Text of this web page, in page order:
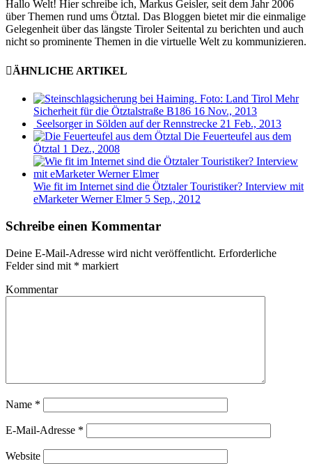
Hallo Welt! Hier schreibe ich, Markus Geisler, seit dem Jahr 2006
über Themen rund ums Ötztal. Das Bloggen bietet mir die einmalige
Gelegenheit über das längste Tiroler Seitental zu berichten und auch
nicht so prominente Themen in die virtuelle Welt zu kommunizieren.
ÄHNLICHE ARTIKEL
Mehr
Sicherheit für die Ötztalstraße B186 16 Nov., 2013
Seelsorger in Sölden auf der Rennstrecke 21 Feb., 2013
Die Feuerteufel aus dem
Ötztal 1 Dez., 2008
Wie fit im Internet sind die Ötztaler Touristiker? Interview mit
eMarketer Werner Elmer 5 Sep., 2012
Schreibe einen Kommentar
Deine E-Mail-Adresse wird nicht veröffentlicht. Erforderliche
Felder sind mit * markiert
Kommentar
Name *
E-Mail-Adresse *
Website